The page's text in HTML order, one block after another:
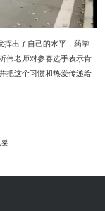
挥出了自己的水平，药学
伟老师对参赛选手表示肯
把这个习惯和热爱传递给
采